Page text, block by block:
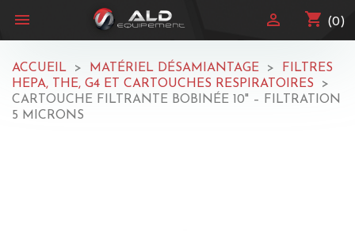
 shopping_cart (0)

ACCUEIL MATÉRIEL DÉSAMIANTAGE
FILTRES
HEPA, THE, G4 ET CARTOUCHES RESPIRATOIRES
CARTOUCHE FILTRANTE BOBINÉE 10" – FILTRATION
5 MICRONS